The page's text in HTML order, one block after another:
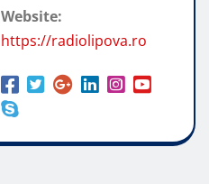
Website:
https://radiolipova.ro